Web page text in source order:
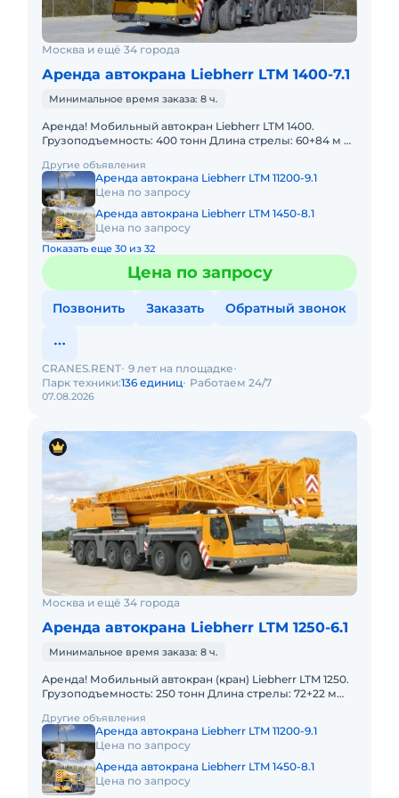
Москва и ещё 34 города
Аренда автокрана Liebherr LTM 1400-7.1
Минимальное время заказа: 8 ч.
Аренда! Мобильный автокран Liebherr LTM 1400.
Грузоподъемность: 400 тонн Длина стрелы: 60+84 м В
Свидетельство о регист
Другие объявления
Аренда автокрана Liebherr LTM 11200-9.1
Цена по запросу
Аренда автокрана Liebherr LTM 1450-8.1
Цена по запросу
Показать еще 30 из 32
Цена по запросу
Позвонить Заказать Обратный звонок
07.08.2026
CRANES.RENT 9 лет на площадке
Парк техники:136 единиц Работаем 24/7
Москва и ещё 34 города
Аренда автокрана Liebherr LTM 1250-6.1
Минимальное время заказа: 8 ч.
Аренда! Мобильный автокран (кран) Liebherr LTM 1250.
Грузоподъемность: 250 тонн Длина стрелы: 72+22 м
регистраци
Другие объявления
Аренда автокрана Liebherr LTM 11200-9.1
Цена по запросу
Аренда автокрана Liebherr LTM 1450-8.1
Цена по запросу